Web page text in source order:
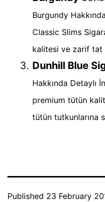
Burgundy
Classic Slims
kalitesi ve zarif tat
Dunhill Blue
Hakkında Detaylı
premium tütün
tütün tutkunlarına
Published 23 February